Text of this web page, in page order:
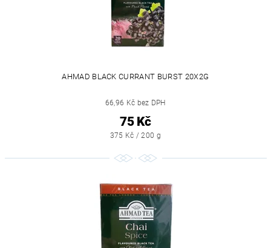
AHMAD BLACK CURRANT BURST 20X2G
66,96 Kč bez DPH
75 Kč
375 Kč / 200 g